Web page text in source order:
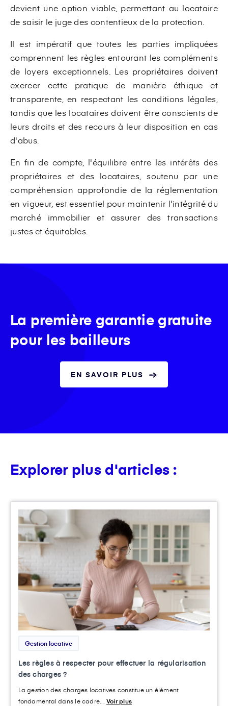
devient une option viable, permettant au locataire
de saisir le juge des contentieux de la protection.
Il est impératif que toutes les parties impliquées
comprennent les règles entourant les compléments
de loyers exceptionnels. Les propriétaires doivent
exercer cette pratique de manière éthique et
transparente, en respectant les conditions légales,
tandis que les locataires doivent être conscients de
leurs droits et des recours à leur disposition en cas
d'abus.
En fin de compte, l'équilibre entre les intérêts des
propriétaires et des locataires, soutenu par une
compréhension approfondie de la réglementation
en vigueur, est essentiel pour maintenir l'intégrité du
marché immobilier et assurer des transactions
justes et équitables.
La première garantie gratuite
pour les bailleurs
EN SAVOIR PLUS
Explorer plus d'articles :
Gestion locative
Les règles à respecter pour effectuer la régularisation
des charges ?
La gestion des charges locatives constitue un élément
fondamental dans le cadre... Voir plus